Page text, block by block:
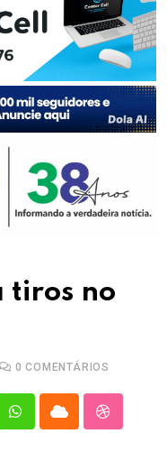
tiros no
0 COMENTÁRIOS
WhatsappCloud